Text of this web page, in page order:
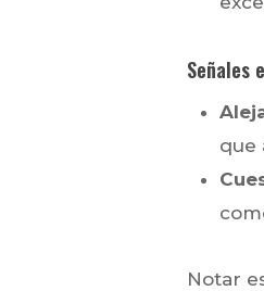
Señales
que
Notar